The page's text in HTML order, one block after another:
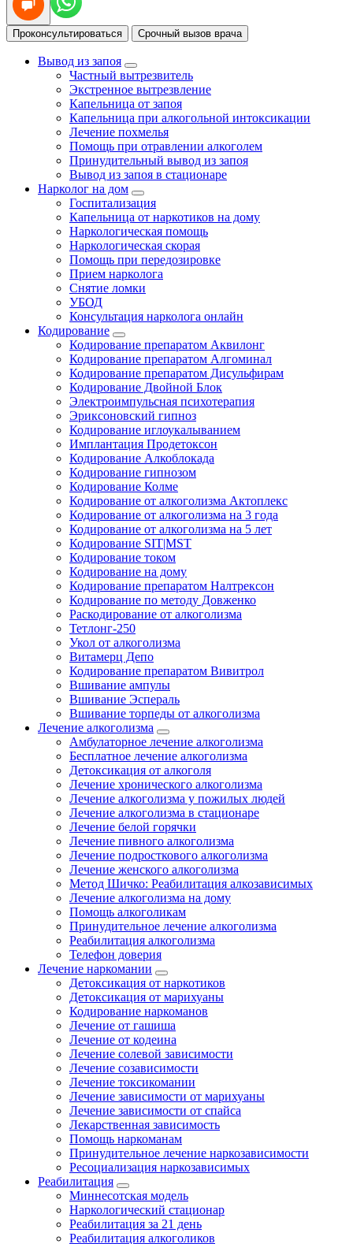
Проконсультироваться Срочный вызов врача
Вывод из запоя
Частный вытрезвитель
Экстренное вытрезвление
Капельница от запоя
Капельница при алкогольной интоксикации
Лечение похмелья
Помощь при отравлении алкоголем
Принудительный вывод из запоя
Вывод из запоя в стационаре
Нарколог на дом
Госпитализация
Капельница от наркотиков на дому
Наркологическая помощь
Наркологическая скорая
Помощь при передозировке
Прием нарколога
Снятие ломки
УБОД
Консультация нарколога онлайн
Кодирование
Кодирование препаратом Аквилонг
Кодирование препаратом Алгоминал
Кодирование препаратом Дисульфирам
Кодирование Двойной Блок
Электроимпульсная психотерапия
Эриксоновский гипноз
Кодирование иглоукалыванием
Имплантация Продетоксон
Кодирование Алкоблокада
Кодирование гипнозом
Кодирование Колме
Кодирование от алкоголизма Актоплекс
Кодирование от алкоголизма на 3 года
Кодирование от алкоголизма на 5 лет
Кодирование SIT|MST
Кодирование током
Кодирование на дому
Кодирование препаратом Налтрексон
Кодирование по методу Довженко
Раскодирование от алкоголизма
Тетлонг-250
Укол от алкоголизма
Витамерц Депо
Кодирование препаратом Вивитрол
Вшивание ампулы
Вшивание Эспераль
Вшивание торпеды от алкоголизма
Лечение алкоголизма
Амбулаторное лечение алкоголизма
Бесплатное лечение алкоголизма
Детоксикация от алкоголя
Лечение хронического алкоголизма
Лечение алкоголизма у пожилых людей
Лечение алкоголизма в стационаре
Лечение белой горячки
Лечение пивного алкоголизма
Лечение подросткового алкоголизма
Лечение женского алкоголизма
Метод Шичко: Реабилитация алкозависимых
Лечение алкоголизма на дому
Помощь алкоголикам
Принудительное лечение алкоголизма
Реабилитация алкоголизма
Телефон доверия
Лечение наркомании
Детоксикация от наркотиков
Детоксикация от марихуаны
Кодирование наркоманов
Лечение от гашиша
Лечение от кодеина
Лечение солевой зависимости
Лечение созависимости
Лечение токсикомании
Лечение зависимости от марихуаны
Лечение зависимости от спайса
Лекарственная зависимость
Помощь наркоманам
Принудительное лечение наркозависимости
Ресоциализация наркозависимых
Реабилитация
Миннесотская модель
Наркологический стационар
Реабилитация за 21 день
Реабилитация алкоголиков